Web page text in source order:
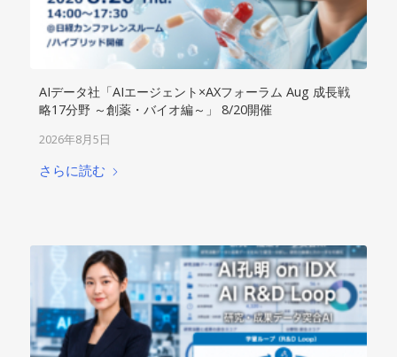
AIデータ社「AIエージェント×AXフォーラム Aug 成長戦
略17分野 ～創薬・バイオ編～」 8/20開催
2026年8月5日
さらに読む